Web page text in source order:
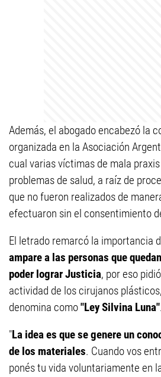
Además, el abogado encabezó la
organizada en la Asociación
cual varias víctimas de mala
problemas de salud, a raíz de
que no fueron realizados de
efectuaron sin el consentimiento
El letrado remarcó la importancia
ampare a las personas que
poder lograr Justicia, por eso
actividad de los cirujanos
denomina como"Ley Silvina Luna".
"La idea es que se genere un
de los materiales. Cuando vos
ponés tu vida voluntariamente en